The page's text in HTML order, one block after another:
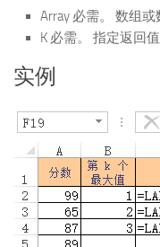
Array 必需。 数组或
K 必需。 指定返回
实例